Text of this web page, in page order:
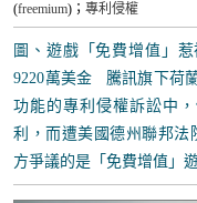
(freemium)；專利侵權
圖、遊戲「免費增值」
9220萬美金 騰訊旗下荷
功能的專利侵權訴訟中
利，而遭美國德州聯邦
方爭議的是「免費增值」